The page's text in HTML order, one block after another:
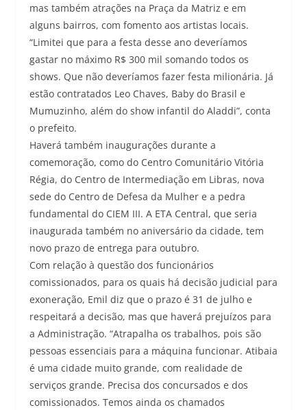
mas também atrações na Praça da Matriz e em
alguns bairros, com fomento aos artistas locais.
“Limitei que para a festa desse ano deveríamos
gastar no máximo R$ 300 mil somando todos os
shows. Que não deveríamos fazer festa milionária. Já
estão contratados Leo Chaves, Baby do Brasil e
Mumuzinho, além do show infantil do Aladdi”, conta
o prefeito.
Haverá também inaugurações durante a
comemoração, como do Centro Comunitário Vitória
Régia, do Centro de Intermediação em Libras, nova
sede do Centro de Defesa da Mulher e a pedra
fundamental do CIEM III. A ETA Central, que seria
inaugurada também no aniversário da cidade, tem
novo prazo de entrega para outubro.
Com relação à questão dos funcionários
comissionados, para os quais há decisão judicial para
exoneração, Emil diz que o prazo é 31 de julho e
respeitará a decisão, mas que haverá prejuízos para
a Administração. “Atrapalha os trabalhos, pois são
pessoas essenciais para a máquina funcionar. Atibaia
é uma cidade muito grande, com realidade de
serviços grande. Precisa dos concursados e dos
comissionados. Temos ainda os chamados